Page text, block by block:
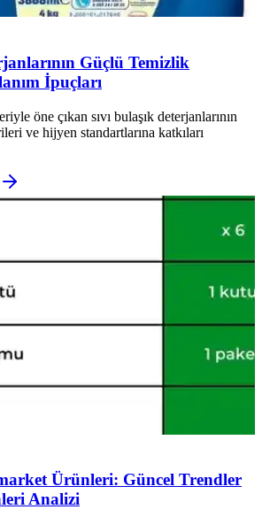
Güçlü Temizlik
İpuçları
öne çıkan sıvı bulaşık deterjanlarının
ve hijyen standartlarına katkıları
Ürünleri: Güncel Trendler
Analizi